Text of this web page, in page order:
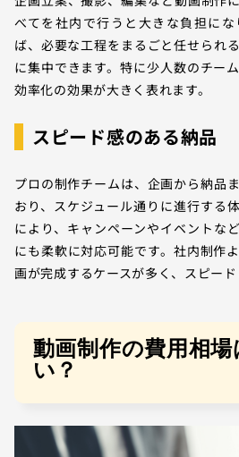
べてを社内で行うと大きな負担に
ば、必要な工程をまるごと任せられ
に集中できます。特に少人数のチー
効率化の効果が大きく表れます。
スピード感のある納品
プロの制作チームは、企画から納品
おり、スケジュール通りに進行する
により、キャンペーンやイベントな
にも柔軟に対応可能です。社内制作
画が完成するケースが多く、スピード
動画制作の費用相
い？